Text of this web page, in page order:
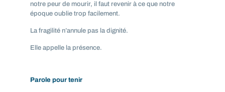
notre peur de mourir, il faut revenir à ce que notre
époque oublie trop facilement.
La fragilité n’annule pas la dignité.
Elle appelle la présence.
Parole pour tenir